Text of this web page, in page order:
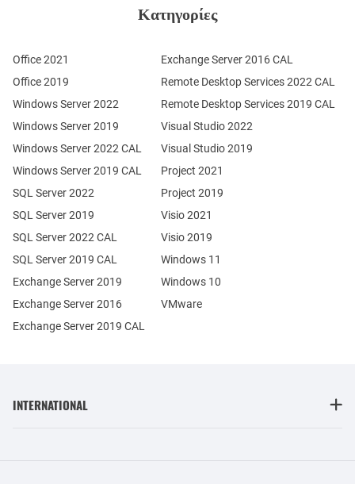
Κατηγορίες
Office 2021
Office 2019
Windows Server 2022
Windows Server 2019
Exchange Server 2019
Exchange Server 2016
SQL Server 2022
SQL Server 2019
Windows Server 2022 CAL
Windows Server 2019 CAL
SQL Server 2022 CAL
SQL Server 2019 CAL
Remote Desktop Services 2022 CAL
Remote Desktop Services 2019 CAL
Exchange Server 2019 CAL
Exchange Server 2016 CAL
Visual Studio 2022
Visual Studio 2019
Project 2021
Project 2019
Visio 2021
Visio 2019
Windows 11
Windows 10
VMware
INTERNATIONAL